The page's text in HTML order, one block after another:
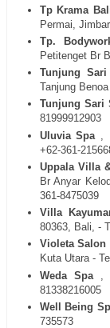
Tp Krama
Permai,
Tp.
Petitenget Br
Tunjung
Tanjung
Tunjung Sari
81999912903
Uluvia Spa
+62-361-
Uppala Villa
Br Anyar
361-8475039
Villa
80363, Bali, -
Violeta Salon
Kuta Utara -
Weda Spa
81338216005
Well Being
735573